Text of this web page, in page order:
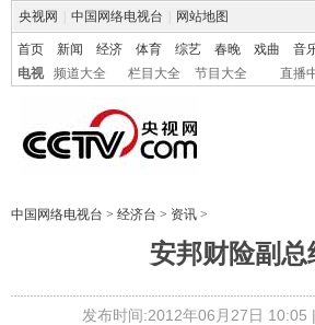
央视网 中国网络电视台 网站地图
首页 新闻 经济 体育 综艺 春晚 戏曲 音
电视
频道大全 栏目大全 节目大全 直播
中国网络电视台 > 经济台 > 资讯 >
安邦财险副
发布时间:2012年06月27日 10:05 |